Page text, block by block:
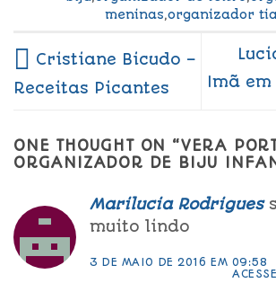
meninas,organizador
Cristiane Bicudo –
Receitas Picantes
Imã
ONE THOUGHT ON “VERA
ORGANIZADOR DE BIJU
Marilucia Rodrigues
muito lindo
3 DE MAIO DE 2016 EM 09:58